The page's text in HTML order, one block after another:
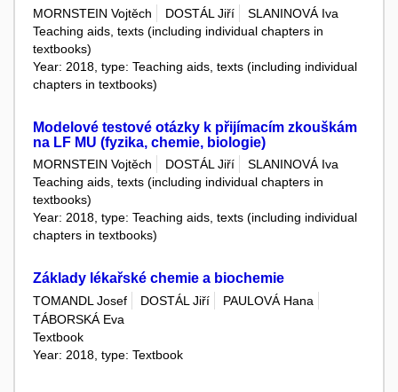
MORNSTEIN Vojtěch DOSTÁL Jiří
SLANINOVÁ Iva
Teaching aids, texts (including individual chapters in
textbooks)
Year: 2018, type: Teaching aids, texts (including individual
chapters in textbooks)
Modelové testové otázky k přijímacím zkouškám
na LF MU (fyzika, chemie, biologie)
MORNSTEIN Vojtěch DOSTÁL Jiří
SLANINOVÁ Iva
Teaching aids, texts (including individual chapters in
textbooks)
Year: 2018, type: Teaching aids, texts (including individual
chapters in textbooks)
Základy lékařské chemie a biochemie
TOMANDL Josef DOSTÁL Jiří
PAULOVÁ Hana
TÁBORSKÁ Eva
Textbook
Year: 2018, type: Textbook